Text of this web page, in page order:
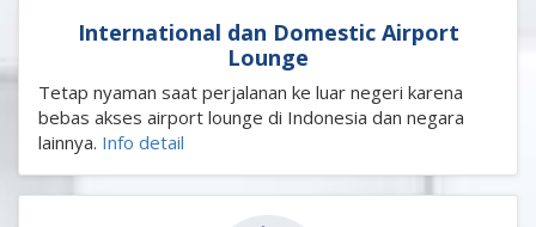
International dan Domestic Airport
Lounge
Tetap nyaman saat perjalanan ke luar negeri karena
bebas akses airport lounge di Indonesia dan negara
lainnya. Info detail